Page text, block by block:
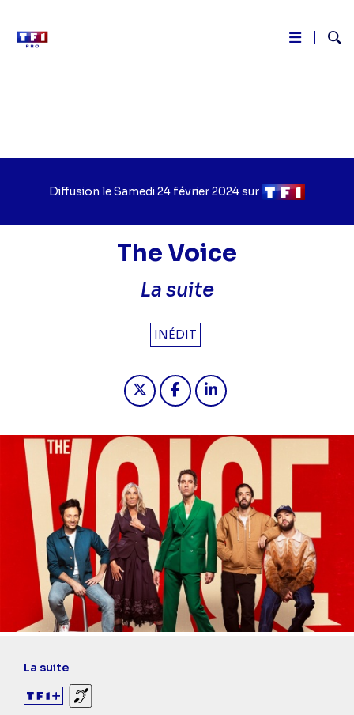
Diffusion leJour
diffusion
Samedi 24 février 2024sur Chaîne
diffusion
The Voice
La suite
INÉDIT
Partager "2024-02-24 23:40 - The
Partager "2024-02-24
La suite
Sourds et malentendants